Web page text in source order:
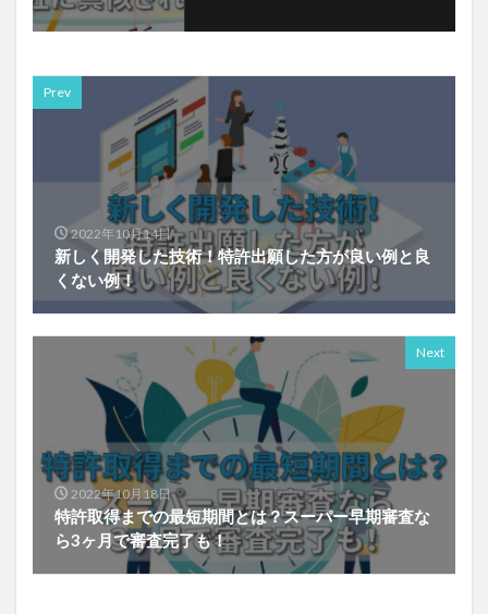
Prev
2022年10月14日
新しく開発した技術！特許出願した方が良い例と良
くない例！
Next
2022年10月18日
特許取得までの最短期間とは？スーパー早期審査な
ら3ヶ月で審査完了も！